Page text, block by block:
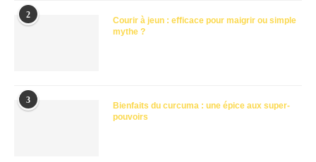
2
Courir à jeun : efficace pour maigrir ou simple
mythe ?
3
Bienfaits du curcuma : une épice aux super-
pouvoirs